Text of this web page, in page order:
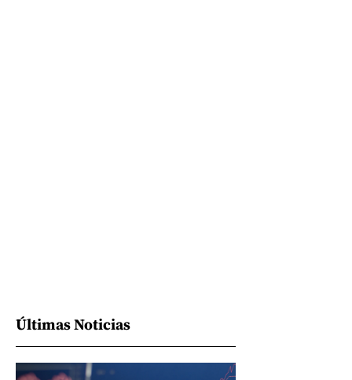
Últimas Noticias